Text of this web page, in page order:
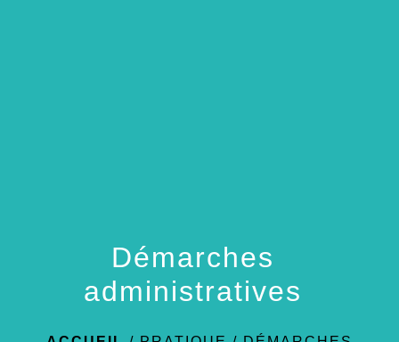
Démarches
administratives